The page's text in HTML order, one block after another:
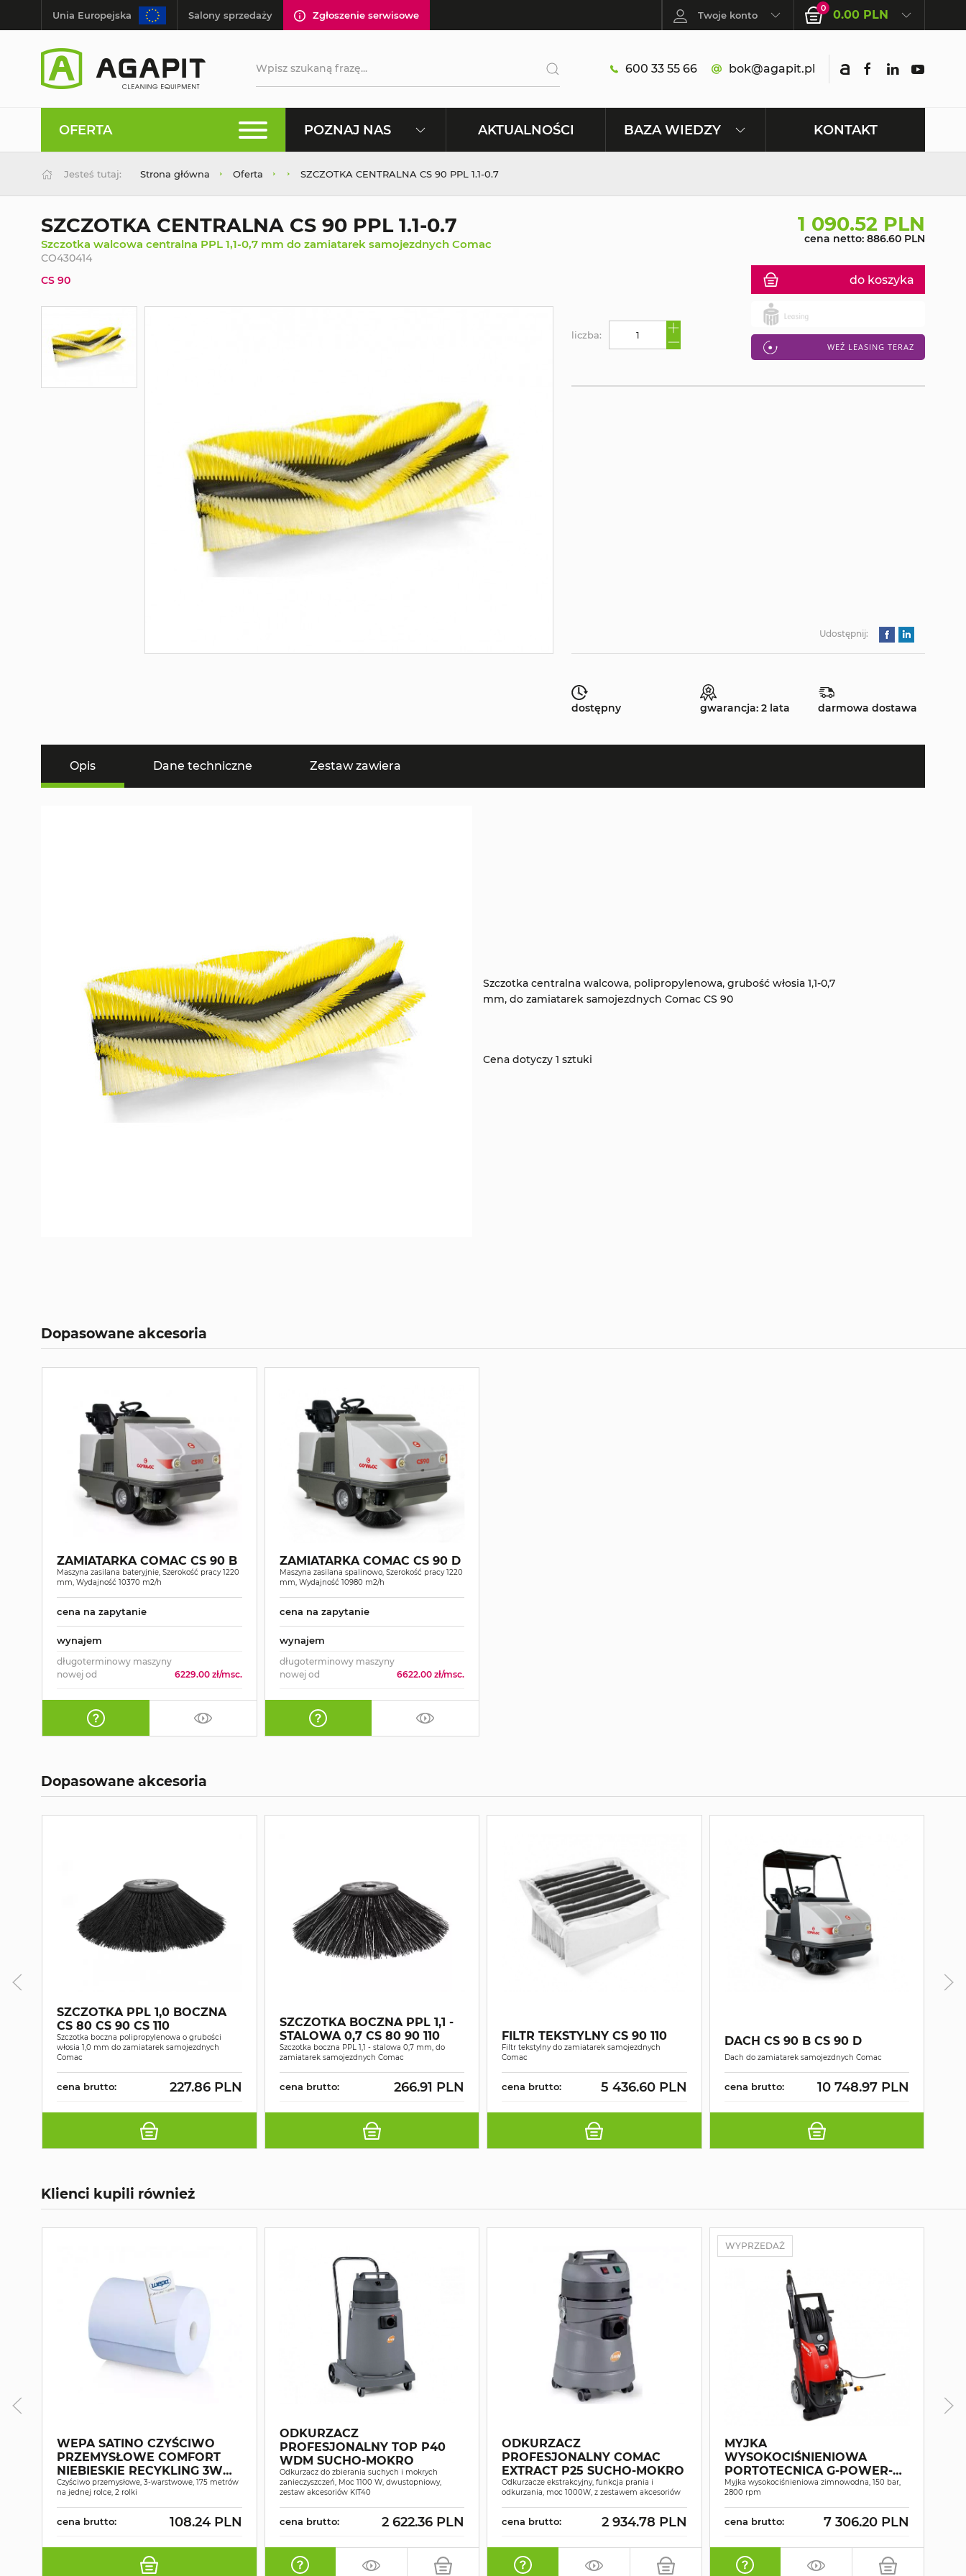
Unia Europejska Salony sprzedaży Zgłoszenie serwisowe Twoje konto
0 0.00 PLN
600 33 55 66 bok@agapit.pl
OFERTA POZNAJ NAS AKTUALNOŚCI BAZA WIEDZY KONTAKT
Jesteś tutaj: Strona główna Oferta SZCZOTKA CENTRALNA CS 90 PPL 1.1-0.7
SZCZOTKA CENTRALNA CS 90 PPL 1.1-0.7
Szczotka walcowa centralna PPL 1,1-0,7 mm do zamiatarek samojezdnych Comac
CO430414
CS 90
1 090.52 PLN
cena netto: 886.60 PLN
do koszyka
WEŹ LEASING TERAZ
liczba:
Udostępnij:
dostępny gwarancja: 2 lata darmowa dostawa
Opis Dane techniczne Zestaw zawiera
Szczotka centralna walcowa, polipropylenowa, grubość włosia 1,1-0,7
mm, do zamiatarek samojezdnych Comac CS 90
Cena dotyczy 1 sztuki
Dopasowane akcesoria
ZAMIATARKA COMAC CS 90 B
Maszyna zasilana bateryjnie, Szerokość pracy 1220
mm, Wydajność 10370 m2/h
cena na zapytanie
wynajem
długoterminowy maszyny
nowej od
6229.00 zł/msc.
ZAMIATARKA COMAC CS 90 D
Maszyna zasilana spalinowo, Szerokość pracy 1220
mm, Wydajność 10980 m2/h
cena na zapytanie
wynajem
długoterminowy maszyny
nowej od
6622.00 zł/msc.
Dopasowane akcesoria
SZCZOTKA PPL 1,0 BOCZNA
CS 80 CS 90 CS 110
Szczotka boczna polipropylenowa o grubości
włosia 1,0 mm do zamiatarek samojezdnych
Comac
cena brutto: 227.86 PLN
SZCZOTKA BOCZNA PPL 1,1 -
STALOWA 0,7 CS 80 90 110
Szczotka boczna PPL 1,1 - stalowa 0,7 mm, do
zamiatarek samojezdnych Comac
cena brutto: 266.91 PLN
FILTR TEKSTYLNY CS 90 110
Filtr tekstylny do zamiatarek samojezdnych
Comac
cena brutto: 5 436.60 PLN
DACH CS 90 B CS 90 D
Dach do zamiatarek samojezdnych Comac
cena brutto: 10 748.97 PLN
Klienci kupili również
WEPA SATINO CZYŚCIWO
PRZEMYSŁOWE COMFORT
NIEBIESKIE RECYKLING 3W
175M A2
Czyściwo przemysłowe, 3-warstwowe, 175 metrów
na jednej rolce, 2 rolki
cena brutto: 108.24 PLN
ODKURZACZ
PROFESJONALNY TOP P40
WDM SUCHO-MOKRO
Odkurzacz do zbierania suchych i mokrych
zanieczyszczeń, Moc 1100 W, dwustopniowy,
zestaw akcesoriów KIT40
cena brutto: 2 622.36 PLN
ODKURZACZ
PROFESJONALNY COMAC
EXTRACT P25 SUCHO-MOKRO
Odkurzacze ekstrakcyjny, funkcja prania i
odkurzania, moc 1000W, z zestawem akcesoriów
cena brutto: 2 934.78 PLN
WYPRZEDAŻ
MYJKA
WYSOKOCIŚNIENIOWA
PORTOTECNICA G-POWER-C
PLUS PI1509P M
Myjka wysokociśnieniowa zimnowodna, 150 bar,
2800 rpm
cena brutto: 7 306.20 PLN